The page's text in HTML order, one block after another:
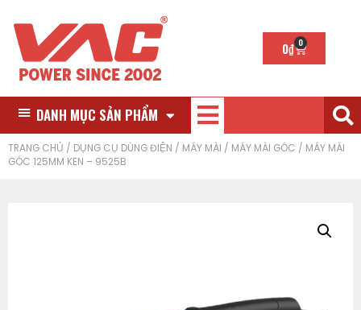
0₫ 0
DANH MỤC SẢN PHẨM
TRANG CHỦ / DỤNG CỤ DÙNG ĐIỆN / MÁY MÀI / MÁY MÀI GÓC / MÁY MÀI
GÓC 125MM KEN – 9525B